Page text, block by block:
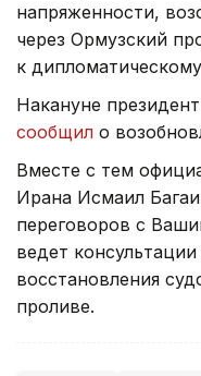
напряженности,
через Ормузский
к
Накануне
сообщил о
Вместе с тем
Ирана Исмаил
переговоров с
ведет
восстановления
проливе.